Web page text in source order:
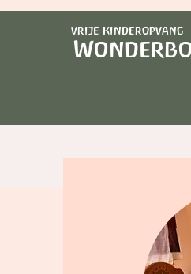
vrije kinderopvang